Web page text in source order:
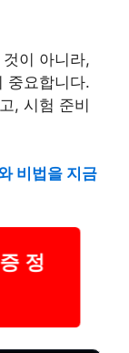
이 아니라,
중요합니다.
, 시험 준비
비법을 지금
정